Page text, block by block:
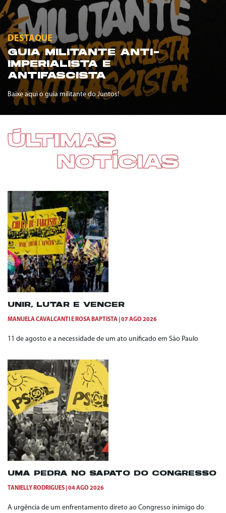
DESTAQUE
GUIA MILITANTE ANTI-
IMPERIALISTA E
ANTIFASCISTA
Baixe aqui o guia militante do Juntos!
ÚLTIMAS
NOTÍCIAS
UNIR, LUTAR E VENCER
MANUELA CAVALCANTI E ROSA BAPTISTA 07 AGO 2026
11 de agosto e a necessidade de um ato unificado em São Paulo
UMA PEDRA NO SAPATO DO CONGRESSO
TANIELLY RODRIGUES 04 AGO 2026
A urgência de um enfrentamento direto ao Congresso inimigo do